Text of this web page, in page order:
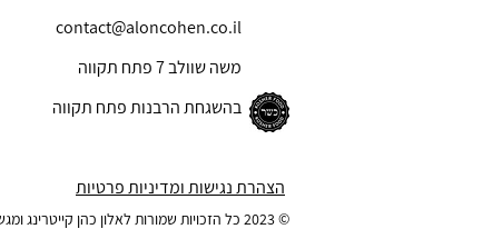
contact@aloncohen.co.il
משה שוולב 7 פתח תקווה
בהשגחת הרבנות פתח תקווה
הצהרת נגישות ומדיניות פרטיות
© 2023 כל הזכויות שמורות לאלון כהן קייטרינג ומגשי אירוח בע"מ